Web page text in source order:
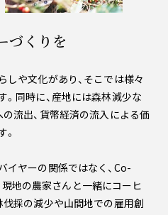
づくりを
や文化があり、そこでは様々
同時に、産地には森林減少な
流出、貨幣経済の流入による価
イヤーの関係ではなく、Co-
地の農家さんと一緒にコーヒ
伐採の減少や山間地での雇用創